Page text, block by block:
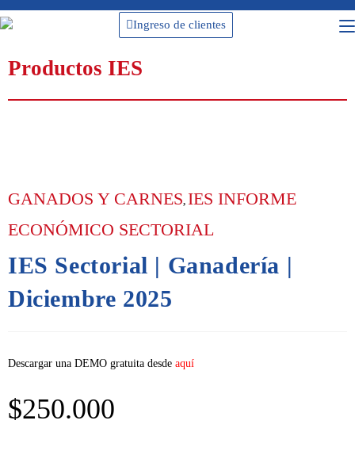
Ingreso de clientes
Productos IES
GANADOS Y CARNES, IES INFORME
ECONÓMICO SECTORIAL
IES Sectorial | Ganadería |
Diciembre 2025
Descargar una DEMO gratuita desde aquí
$250.000